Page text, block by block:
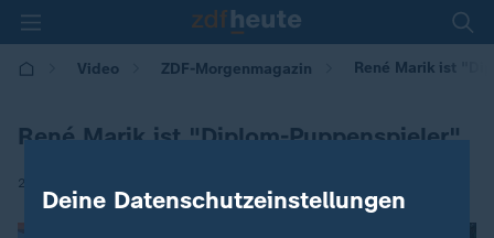
Video ZDF-Morgenmagazin René Marik ist
René Marik ist "Diplom-Puppenspieler"
28.10.2016 | 10:25
Deine Datenschutzeinstellungen